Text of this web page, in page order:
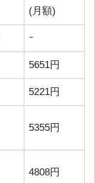
(月額)
ｰ
5651円
5221円
5355円
4808円